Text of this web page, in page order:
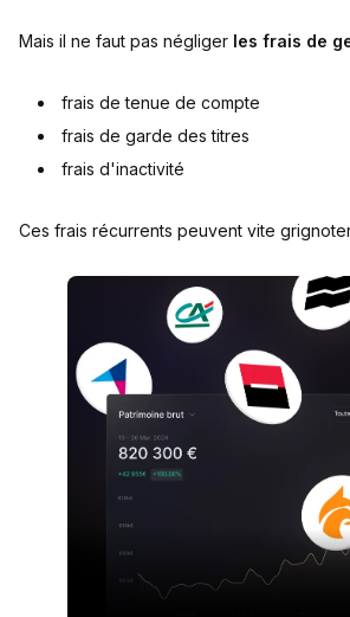
Mais il ne faut pas négliger les frais de
frais de tenue de compte
frais de garde des titres
frais d'inactivité
Ces frais récurrents peuvent vite